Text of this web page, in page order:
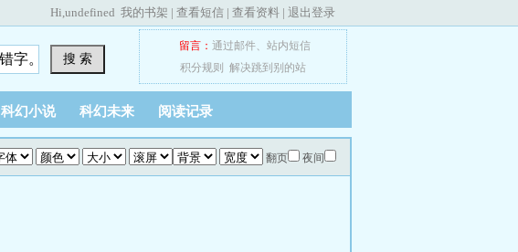
Hi,undefined 我的书架 | 查看短信 | 查看资料 | 退出登录
搜 索
留言： 通过邮件、 站内短信
积分规则
解决跳到别的站
科幻小说 科幻未来 阅读记录
翻页 夜间